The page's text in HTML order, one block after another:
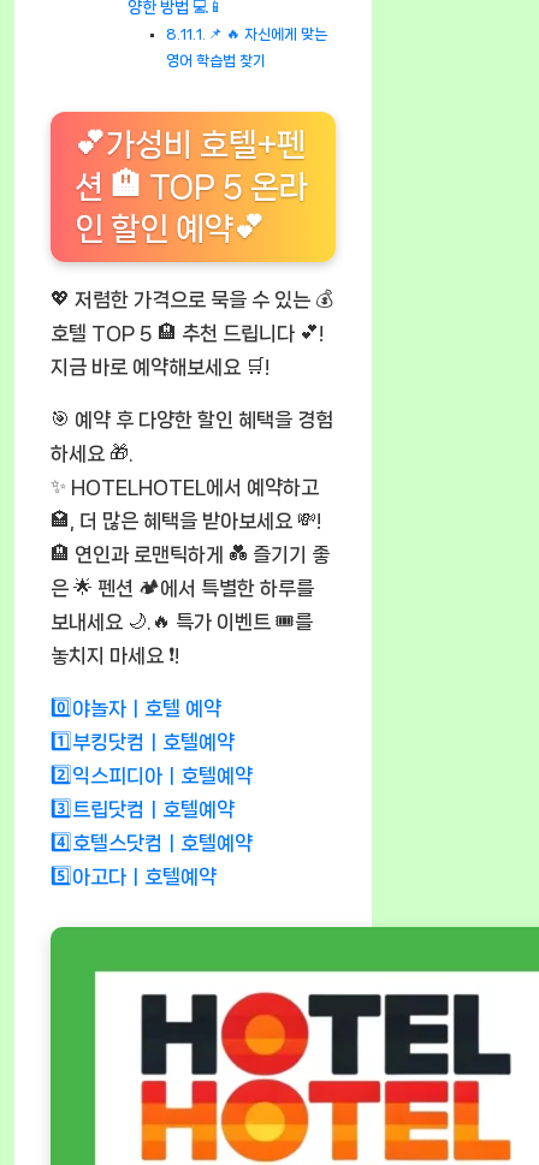
양한 방법 💻📱
📌 🔥 자신에게 맞는
영어 학습법 찾기
💕가성비 호텔+펜
션 🏨 TOP 5 온라
인 할인 예약💕
💖 저렴한 가격으로 묵을 수 있는 💰
호텔 TOP 5 🏨 추천 드립니다 💕!
지금 바로 예약해보세요 🛒!
🎯 예약 후 다양한 할인 혜택을 경험
하세요 🎁.
✨ HOTELHOTEL에서 예약하고
🏩, 더 많은 혜택을 받아보세요 💸!
🏨 연인과 로맨틱하게 💑 즐기기 좋
은 🌟 펜션 🏕️에서 특별한 하루를
보내세요 🌙.🔥 특가 이벤트 🎟️를
놓치지 마세요 ❗!
0️⃣야놀자ㅣ호텔 예약
1️⃣부킹닷컴ㅣ호텔예약
2️⃣익스피디아ㅣ호텔예약
3️⃣트립닷컴ㅣ호텔예약
4️⃣호텔스닷컴ㅣ호텔예약
5️⃣아고다ㅣ호텔예약